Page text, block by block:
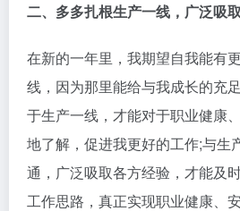
二、多多扎根生产一线，广泛吸
在新的一年里，我期望自我能有
线，因为那里能给与我成长的充
于生产一线，才能对于职业健康
地了解，促进我更好的工作;与生
通，广泛吸取各方经验，才能及
工作思路，真正实现职业健康、